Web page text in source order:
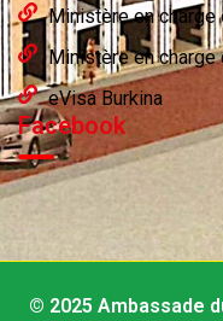
Ministère en charge
Ministère en charge
eVisa Burkina
Facebook
© 2025 Ambassade